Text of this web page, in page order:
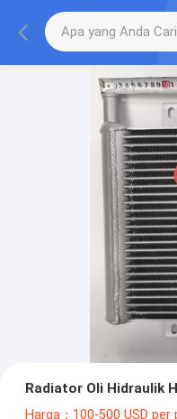
Radiator Oli Hidraulik
Harga：100-500 USD per